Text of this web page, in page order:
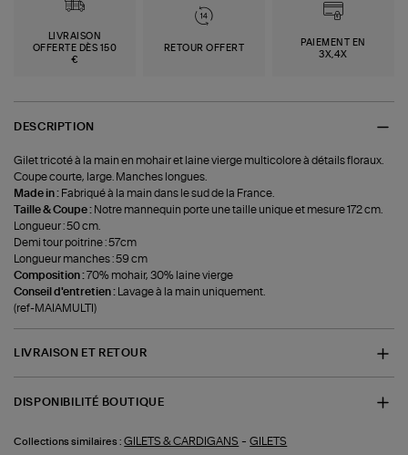
LIVRAISON
OFFERTE DÈS 150
€
RETOUR OFFERT
PAIEMENT EN
3X,4X
DESCRIPTION
Gilet tricoté à la main en mohair et laine vierge multicolore à détails floraux.
Coupe courte, large. Manches longues.
Made in : Fabriqué à la main dans le sud de la France.
Taille & Coupe : Notre mannequin porte une taille unique et mesure 172 cm.
Longueur : 50 cm.
Demi tour poitrine : 57cm
Longueur manches : 59 cm
Composition :70% mohair, 30% laine vierge
Conseil d'entretien :
Lavage à la main uniquement.
(ref-MAIAMULTI)
LIVRAISON ET RETOUR
DISPONIBILITÉ BOUTIQUE
Collections similaires : GILETS & CARDIGANS -GILETS